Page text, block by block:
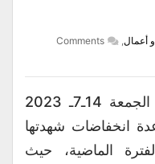
أعمال
Comments
شهد سعر الأرز الشعير اليوم الجمعة 14ـ7ـ 2023
انخفاضات شهدتها
الماضية، حيث